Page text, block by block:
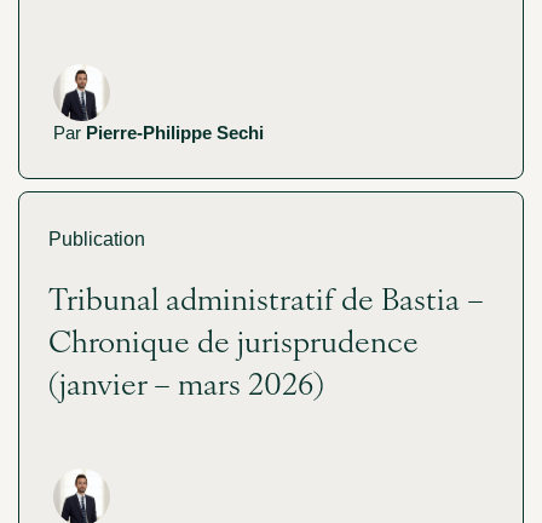
Par Pierre-Philippe Sechi
Publication
Tribunal administratif de Bastia –
Chronique de jurisprudence
(janvier – mars 2026)